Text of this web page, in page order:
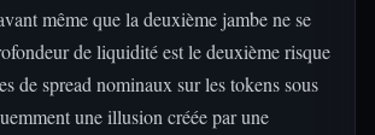
même que la deuxième jambe ne se
de liquidité est le deuxième risque
de spread nominaux sur les tokens sous
une illusion créée par une